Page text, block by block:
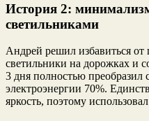
История 2:
светильниками
Андрей решил избавиться
светильники на дорожках и
3 дня полностью преобразил
электроэнергии 70%.
яркость, поэтому